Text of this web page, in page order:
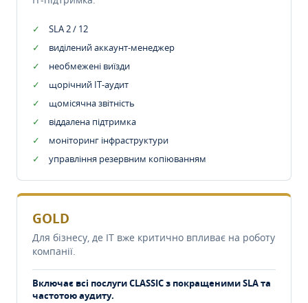
SLA 2 / 12
виділений аккаунт-менеджер
необмежені виїзди
щорічний IT-аудит
щомісячна звітність
віддалена підтримка
моніторинг інфраструктури
управління резервним копіюванням
GOLD
Для бізнесу, де IT вже критично впливає на роботу
компанії.
Включає всі послуги CLASSIC з покращеними SLA та
частотою аудиту.